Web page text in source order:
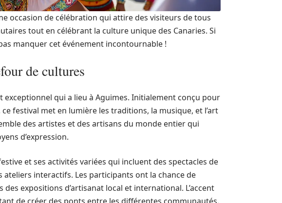
occasion de célébration qui attire des visiteurs de tous
tout en célébrant la culture unique des Canaries. Si
manquer cet événement incontournable !
de cultures
exceptionnel qui a lieu à Aguimes. Initialement conçu pour
festival met en lumière les traditions, la musique, et l’art
des artistes et des artisans du monde entier qui
d’expression.
et ses activités variées qui incluent des spectacles de
interactifs. Les participants ont la chance de
expositions d’artisanat local et international. L’accent